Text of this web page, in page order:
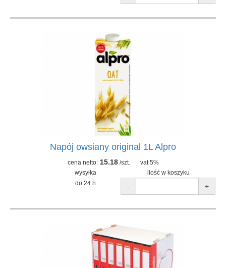
Napój owsiany original 1L Alpro
cena netto: 15.18/szt.
vat 5%
wysyłka
ilość w koszyku
do 24 h
- +